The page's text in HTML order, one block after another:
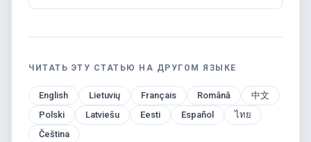
ЧИТАТЬ ЭТУ СТАТЬЮ НА ДРУГОМ ЯЗЫКЕ
English Lietuvių Français Română
中文
Polski
Latviešu Eesti Español
ไทย
Čeština